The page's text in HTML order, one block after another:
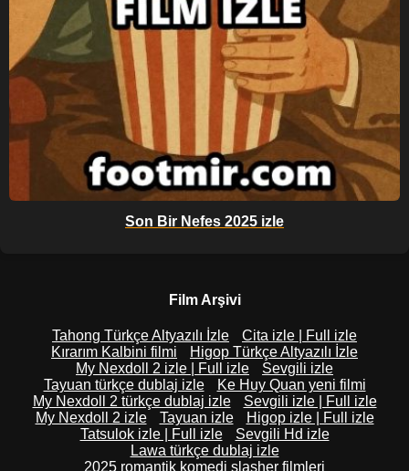
Son Bir Nefes 2025 izle
Film Arşivi
Tahong Türkçe Altyazılı İzle
Cita izle | Full izle
Kırarım Kalbini filmi
Higop Türkçe Altyazılı İzle
My Nexdoll 2 izle | Full izle
Sevgili izle
Tayuan türkçe dublaj izle
Ke Huy Quan yeni filmi
My Nexdoll 2 türkçe dublaj izle
Sevgili izle | Full izle
My Nexdoll 2 izle
Tayuan izle
Higop izle | Full izle
Tatsulok izle | Full izle
Sevgili Hd izle
Lawa türkçe dublaj izle
2025 romantik komedi slasher filmleri